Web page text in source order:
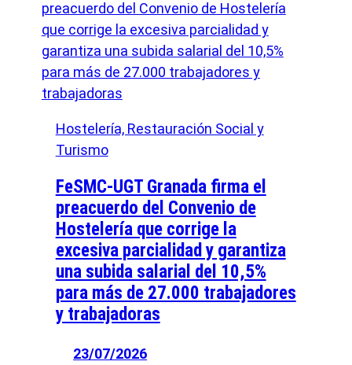
Hostelería, Restauración Social y
Turismo
FeSMC-UGT Granada firma el
preacuerdo del Convenio de
Hostelería que corrige la
excesiva parcialidad y garantiza
una subida salarial del 10,5%
para más de 27.000 trabajadores
y trabajadoras
23/07/2026